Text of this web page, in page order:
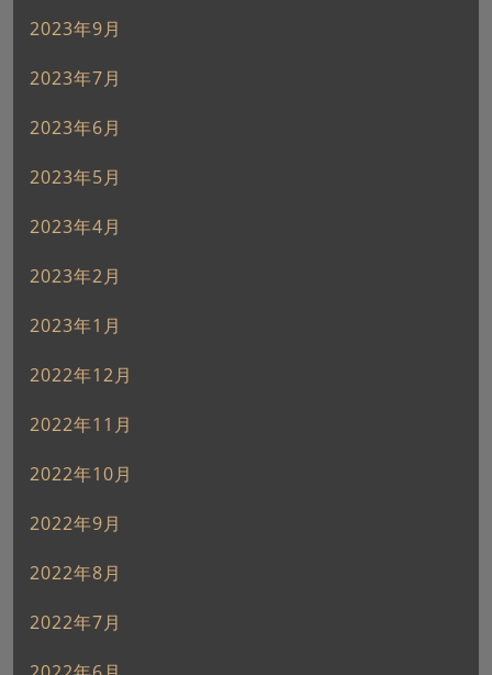
2023年9月
2023年7月
2023年6月
2023年5月
2023年4月
2023年2月
2023年1月
2022年12月
2022年11月
2022年10月
2022年9月
2022年8月
2022年7月